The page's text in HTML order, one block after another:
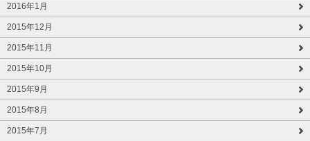
2016年1月
2015年12月
2015年11月
2015年10月
2015年9月
2015年8月
2015年7月